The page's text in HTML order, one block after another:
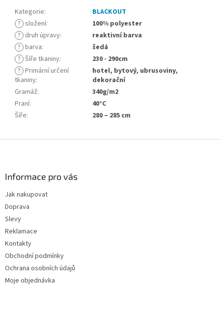
Kategorie:
BLACKOUT
? složení:
100% polyester
? druh úpravy:
reaktivní barva
? barva:
šedá
? Šíře tkaniny:
230 - 290cm
? Primární určení
tkaniny:
hotel, bytový, ubrusoviny,
dekorační
Gramáž:
340g/m2
Praní:
40°C
Šíře: 280 – 285 cm
Informace pro vás
Jak nakupovat
Doprava
Slevy
Reklamace
Kontakty
Obchodní podmínky
Ochrana osobních údajů
Moje objednávka